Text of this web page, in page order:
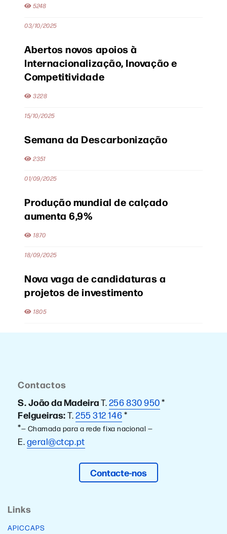
5248
03/10/2025
Abertos novos apoios à
Internacionalização, Inovação e
Competitividade
3228
15/10/2025
Semana da Descarbonização
2351
01/09/2025
Produção mundial de calçado
aumenta 6,9%
1870
18/09/2025
Nova vaga de candidaturas a
projetos de investimento
1805
Contactos
S. João da MadeiraT.256 830 950*
Felgueiras:T.255 312 146*
*— Chamada para a rede fixa nacional —
E.geral@ctcp.pt
Contacte-nos
Links
APICCAPS